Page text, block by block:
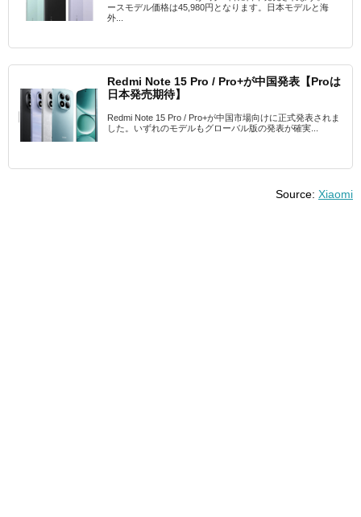
ースモデル価格は45,980円となります。日本モデルと海
外...
Redmi Note 15 Pro / Pro+が中国発表【Proは
日本発売期待】
Redmi Note 15 Pro / Pro+が中国市場向けに正式発表されま
した。いずれのモデルもグローバル版の発表が確実...
Source: Xiaomi